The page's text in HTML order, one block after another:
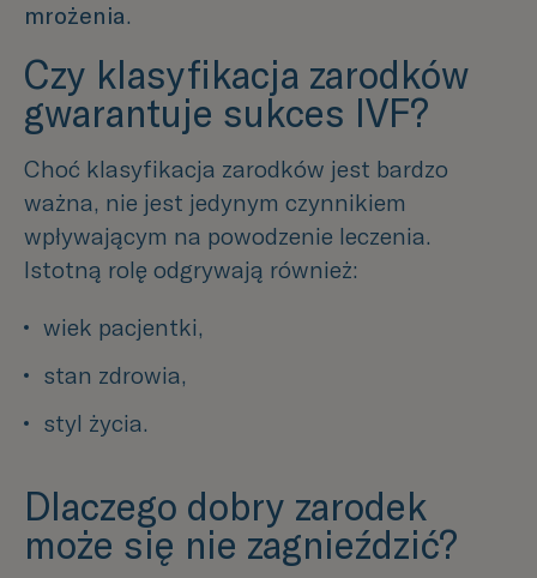
mrożenia.
Czy klasyfikacja zarodków
gwarantuje sukces IVF?
Choć klasyfikacja zarodków jest bardzo
ważna, nie jest jedynym czynnikiem
wpływającym na powodzenie leczenia.
Istotną rolę odgrywają również:
wiek pacjentki,
stan zdrowia,
styl życia.
Dlaczego dobry zarodek
może się nie zagnieździć?